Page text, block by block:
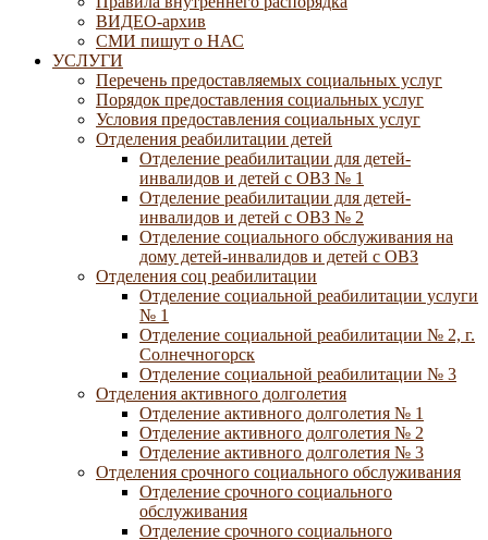
ВИДЕО-архив
СМИ пишут о НАС
УСЛУГИ
Перечень предоставляемых социальных услуг
Порядок предоставления социальных услуг
Условия предоставления социальных услуг
Отделения реабилитации детей
Отделение реабилитации для детей-
инвалидов и детей с ОВЗ № 1
Отделение реабилитации для детей-
инвалидов и детей с ОВЗ № 2
Отделение социального обслуживания на
дому детей-инвалидов и детей с ОВЗ
Отделения соц реабилитации
Отделение социальной реабилитации услуги
№ 1
Отделение социальной реабилитации № 2, г.
Солнечногорск
Отделение социальной реабилитации № 3
Отделения активного долголетия
Отделение активного долголетия № 1
Отделение активного долголетия № 2
Отделение активного долголетия № 3
Отделения срочного социального обслуживания
Отделение срочного социального
обслуживания
Отделение срочного социального